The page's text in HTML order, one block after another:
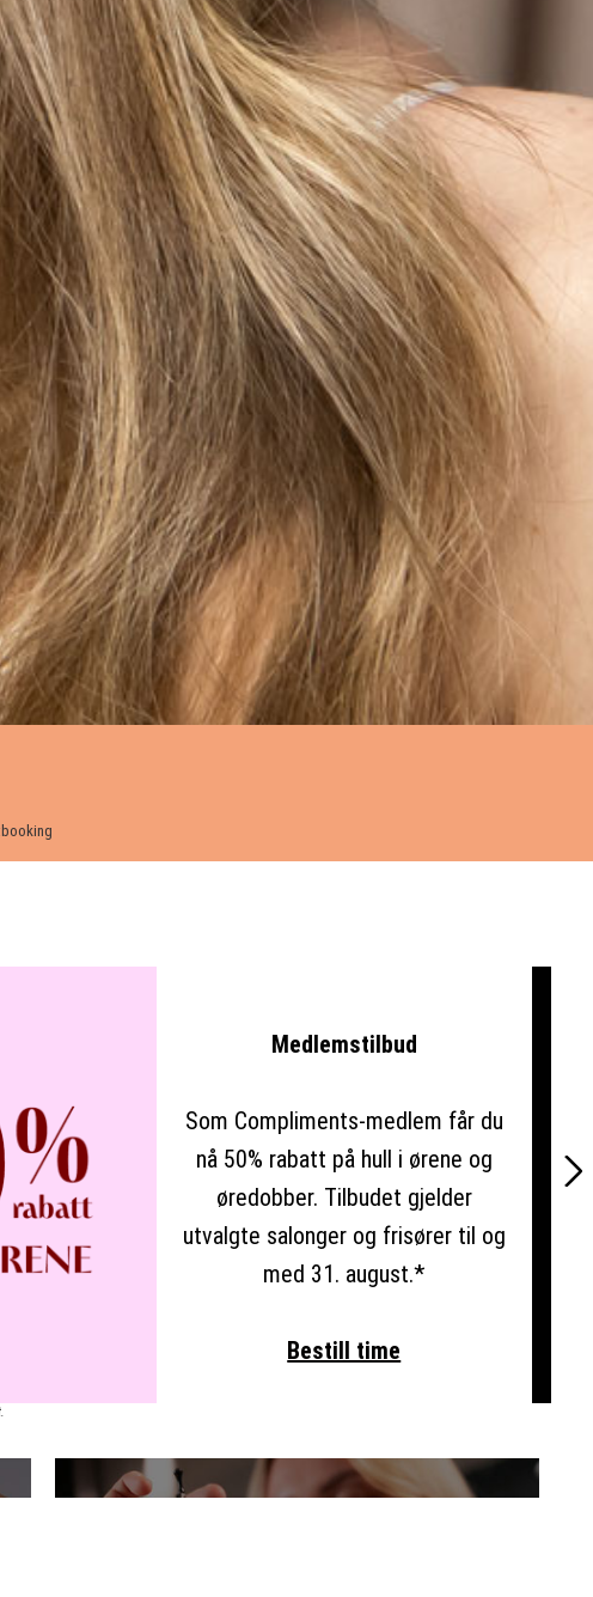
Medlemstilbud
Som Compliments-medlem får du
nå 50% rabatt på hull i ørene og
øredobber. Tilbudet gjelder
utvalgte salonger og frisører til og
med 31. august.*
Bestill time
>